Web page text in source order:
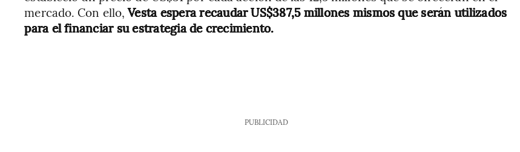
mercado. Con ello,Vesta espera recaudar US$387,5 millones mismos que serán utilizados
para el financiar su estrategia de crecimiento.
PUBLICIDAD